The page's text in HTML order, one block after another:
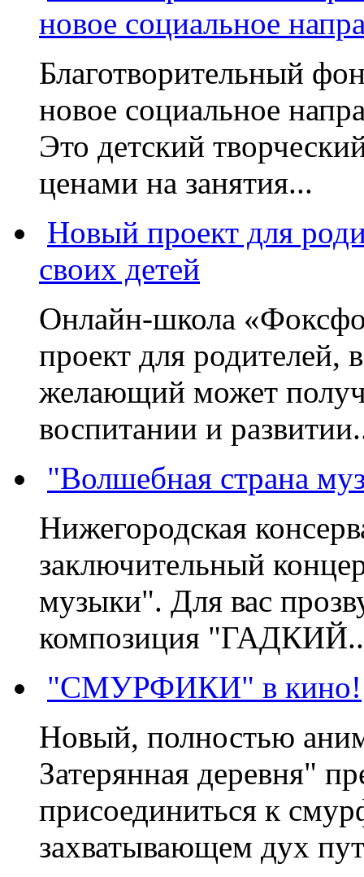
новое социальное
Благотворительный
новое социальное
Это детский
ценами на занятия...
Новый проект для
своих детей
Онлайн-школа
проект для родителей,
желающий может
воспитании и
"Волшебная страна
Нижегородская
заключительный
музыки". Для вас
композиция
"СМУРФИКИ" в кино!
Новый, полностью
Затерянная деревня"
присоединиться к
захватывающем дух